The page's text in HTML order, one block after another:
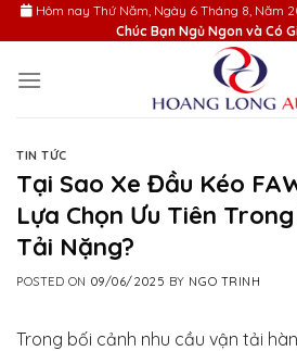
Skip
to
Hôm nay Thứ Năm, Ngày 6 Tháng 8, Năm
Chúc Bạn Ngủ Ngon và Có
TIN TỨC
Tại Sao Xe Đầu Kéo
Lựa Chọn Ưu Tiên
Tải Nặng?
POSTED ON 09/06/2025 BY NGO TRINH
Trong bối cảnh nhu cầu vận tải